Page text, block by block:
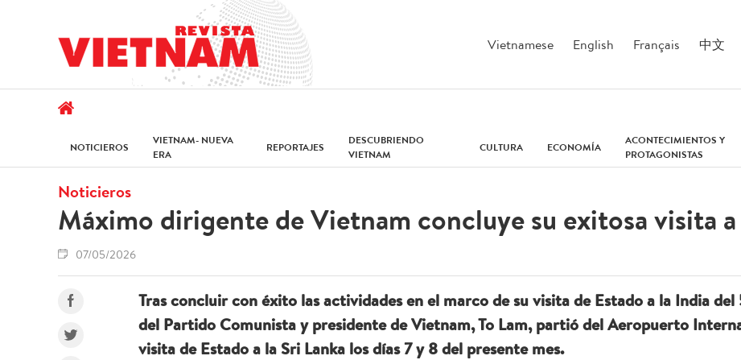
Vietnamese English Français 中文
NOTICIEROS
VIETNAM- NUEVA
ERA
REPORTAJES
DESCUBRIENDO
VIETNAM
CULTURA ECONOMÍA
ACONTECIMIENTOS Y
PROTAGONISTAS
Noticieros
Máximo dirigente de Vietnam concluye su exitosa visita
07/05/2026
Tras concluir con éxito las actividades en el marco de su visita de Estado a la India
del Partido Comunista y presidente de Vietnam, To Lam, partió del Aeropuerto
visita de Estado a la Sri Lanka los días 7 y 8 del presente mes.